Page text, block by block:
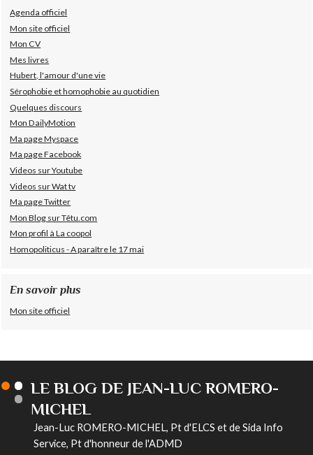
Agenda officiel
Mon site officiel
Mon CV
Mes livres
Hubert, l'amour d'une vie
Sérophobie et homophobie au quotidien
Quelques discours
Mon DailyMotion
Ma page Myspace
Ma page Facebook
Videos sur Youtube
Videos sur Wat tv
Ma page Twitter
Mon Blog sur Têtu.com
Mon profil à La coopol
Homopoliticus - A paraître le 17 mai
En savoir plus
Mon site officiel
LE BLOG DE JEAN-LUC ROMERO-
MICHEL
Jean-Luc ROMERO-MICHEL, Pt d'ELCS et de Sida Info
Service, Pt d'honneur de l'ADMD